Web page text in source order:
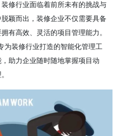
修行业面临着前所未有的挑战与
颖而出，装修企业不仅需要具备
有高效、灵活的项目管理能力。
为装修行业打造的智能化管理工
助力企业随时随地掌握项目动